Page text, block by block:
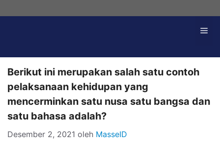
Berikut ini merupakan salah satu contoh
pelaksanaan kehidupan yang
mencerminkan satu nusa satu bangsa dan
satu bahasa adalah?
Desember 2, 2021 oleh MasseID